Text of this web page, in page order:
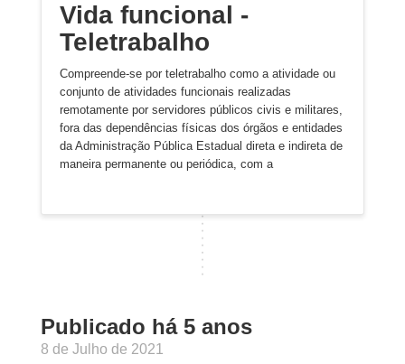
Vida funcional -
Teletrabalho
Compreende-se por teletrabalho como a atividade ou
conjunto de atividades funcionais realizadas
remotamente por servidores públicos civis e militares,
fora das dependências físicas dos órgãos e entidades
da Administração Pública Estadual direta e indireta de
maneira permanente ou periódica, com a
Publicado há 5 anos
8 de Julho de 2021